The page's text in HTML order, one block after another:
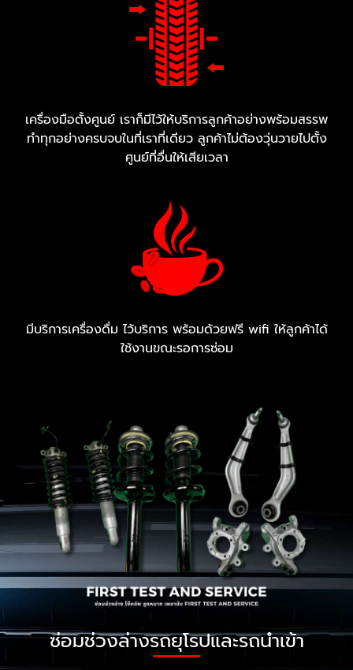
เครื่องมือตั้งศูนย์ เราก็มีไว้ให้บริการลูกค้าอย่างพร้อมสรรพ
ทำทุกอย่างครบจบในที่เราที่เดียว ลูกค้าไม่ต้องวุ่นวายไปตั้ง
ศูนย์ที่อื่นให้เสียเวลา
มีบริการเครื่องดื่ม ไว้บริการ พร้อมด้วยฟรี wifi ให้ลูกค้าได้
ใช้งานขณะรอการซ่อม
ซ่อมช่วงล่างรถยุโรปและรถนำเข้า